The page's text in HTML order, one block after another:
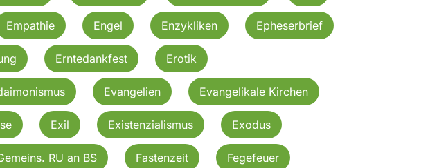
Empathie Engel Enzykliken Epheserbrief
Erntedankfest Erotik
Evangelien Evangelikale Kirchen
Exil Existenzialismus Exodus
RU an BS Fastenzeit Fegefeuer